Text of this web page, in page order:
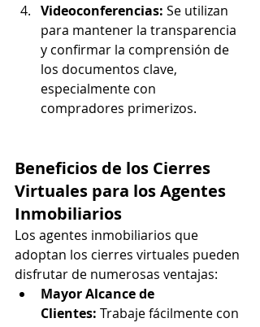
Videoconferencias: Se utilizan
para mantener la transparencia
y confirmar la comprensión de
los documentos clave,
especialmente con
compradores primerizos.
Beneficios de los Cierres
Virtuales para los Agentes
Inmobiliarios
Los agentes inmobiliarios que
adoptan los cierres virtuales pueden
disfrutar de numerosas ventajas:
Mayor Alcance de
Clientes: Trabaje fácilmente con